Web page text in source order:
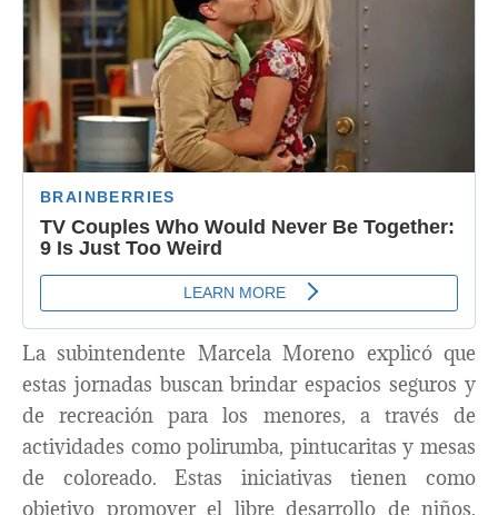
La subintendente Marcela Moreno explicó que
estas jornadas buscan brindar espacios seguros y
de recreación para los menores, a través de
actividades como polirumba, pintucaritas y mesas
de coloreado. Estas iniciativas tienen como
objetivo promover el libre desarrollo de niños,